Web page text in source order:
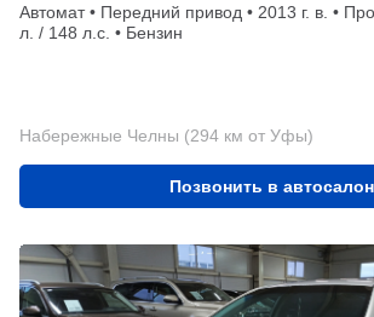
Автомат • Передний привод • 2013 г. в. •
л. / 148 л.с. • Бензин
Набережные Челны (294 км от Уфы)
Позвонить в автосалон